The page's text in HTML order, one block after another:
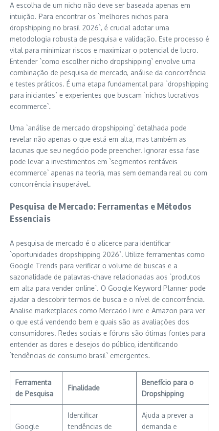
A escolha de um nicho não deve ser baseada apenas em
intuição. Para encontrar os `melhores nichos para
dropshipping no brasil 2026`, é crucial adotar uma
metodologia robusta de pesquisa e validação. Este processo é
vital para minimizar riscos e maximizar o potencial de lucro.
Entender `como escolher nicho dropshipping` envolve uma
combinação de pesquisa de mercado, análise da concorrência
e testes práticos. É uma etapa fundamental para `dropshipping
para iniciantes` e experientes que buscam `nichos lucrativos
ecommerce`.
Uma `análise de mercado dropshipping` detalhada pode
revelar não apenas o que está em alta, mas também as
lacunas que seu negócio pode preencher. Ignorar essa fase
pode levar a investimentos em `segmentos rentáveis
ecommerce` apenas na teoria, mas sem demanda real ou com
concorrência insuperável.
Pesquisa de Mercado: Ferramentas e Métodos
Essenciais
A pesquisa de mercado é o alicerce para identificar
`oportunidades dropshipping 2026`. Utilize ferramentas como
Google Trends para verificar o volume de buscas e a
sazonalidade de palavras-chave relacionadas aos `produtos
em alta para vender online`. O Google Keyword Planner pode
ajudar a descobrir termos de busca e o nível de concorrência.
Analise marketplaces como Mercado Livre e Amazon para ver
o que está vendendo bem e quais são as avaliações dos
consumidores. Redes sociais e fóruns são ótimas fontes para
entender as dores e desejos do público, identificando
`tendências de consumo brasil` emergentes.
Ferramenta
de Pesquisa
Finalidade
Benefício para o
Dropshipping
Google
Identificar
tendências de
Ajuda a prever a
demanda e